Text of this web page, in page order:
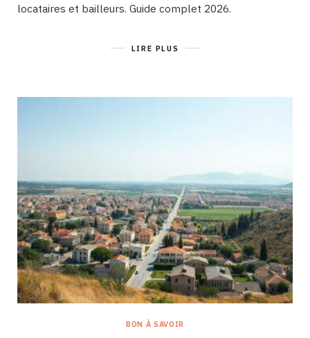
locataires et bailleurs. Guide complet 2026.
LIRE PLUS
BON À SAVOIR